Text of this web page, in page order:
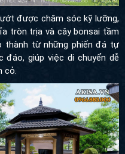
được chăm sóc kỹ lưỡng,
tròn trịa và cây bonsai tầm
thành từ những phiến đá tự
đáo, giúp việc di chuyển dễ
cỏ.